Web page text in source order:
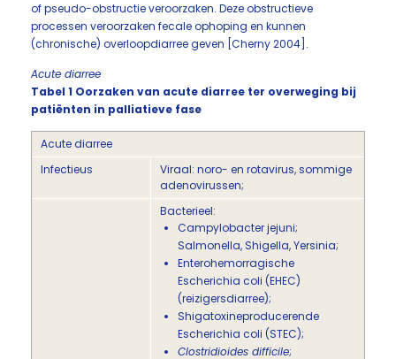
of pseudo-obstructie veroorzaken. Deze obstructieve
processen veroorzaken fecale ophoping en kunnen
(chronische) overloopdiarree geven [Cherny 2004].
Acute diarree
Tabel 1 Oorzaken van acute diarree ter overweging bij
patiënten in palliatieve fase
Acute diarree
Infectieus
Viraal: noro- en rotavirus, sommige
adenovirussen;
Bacterieel:
Campylobacter jejuni;
Salmonella, Shigella, Yersinia;
Enterohemorragische
Escherichia coli (EHEC)
(reizigersdiarree);
Shigatoxineproducerende
Escherichia coli (STEC);
Clostridioides difficile;